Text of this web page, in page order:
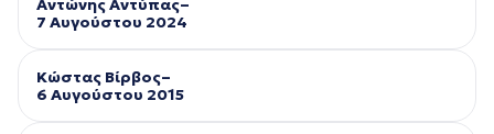
Αντώνης Αντύπας–
7 Αυγούστου 2024
Κώστας Βίρβος–
6 Αυγούστου 2015